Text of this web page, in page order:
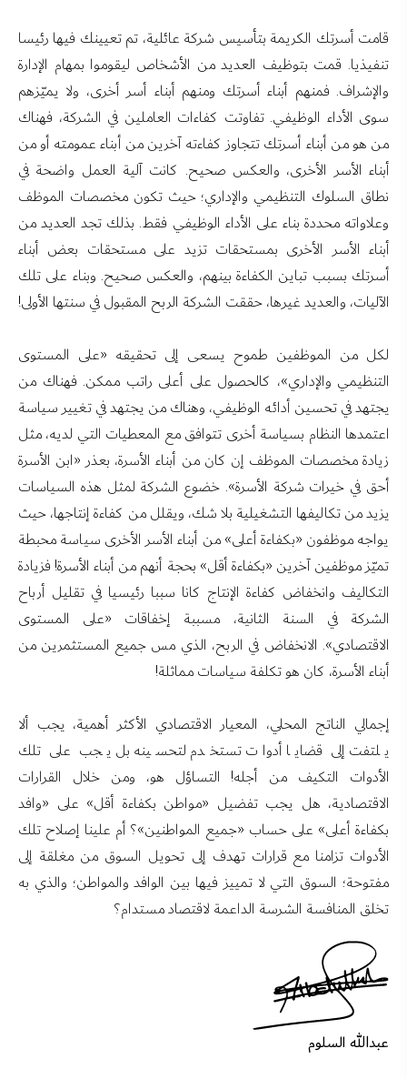
قامت أسرتك الكريمة بتأسيس شركة عائلية، تم تعيينك فيها رئيسا
تنفيذيا. قمت بتوظيف العديد من الأشخاص ليقوموا بمهام الإدارة
والإشراف. فمنهم أبناء أسرتك ومنهم أبناء أسر أخرى، ولا يميّزهم
سوى الأداء الوظيفي. تفاوتت كفاءات العاملين في الشركة، فهناك
من هو من أبناء أسرتك تتجاوز كفاءته آخرين من أبناء عمومته أو من
أبناء الأسر الأخرى، والعكس صحيح. كانت آلية العمل واضحة في
نطاق السلوك التنظيمي والإداري؛ حيث تكون مخصصات الموظف
وعلاواته محددة بناء على الأداء الوظيفي فقط. بذلك تجد العديد من
أبناء الأسر الأخرى بمستحقات تزيد على مستحقات بعض أبناء
أسرتك بسبب تباين الكفاءة بينهم، والعكس صحيح. وبناء على تلك
الآليات، والعديد غيرها، حققت الشركة الربح المقبول في سنتها الأولى!
لكل من الموظفين طموح يسعى إلى تحقيقه «على المستوى
التنظيمي والإداري»، كالحصول على أعلى راتب ممكن. فهناك من
يجتهد في تحسين أدائه الوظيفي، وهناك من يجتهد في تغيير سياسة
اعتمدها النظام بسياسة أخرى تتوافق مع المعطيات التي لديه، مثل
زيادة مخصصات الموظف إن كان من أبناء الأسرة، بعذر «ابن الأسرة
أحق في خيرات شركة الأسرة». خضوع الشركة لمثل هذه السياسات
يزيد من تكاليفها التشغيلية بلا شك، ويقلل من كفاءة إنتاجها، حيث
يواجه موظفون «بكفاءة أعلى» من أبناء الأسر الأخرى سياسة محبطة
تميّز موظفين آخرين «بكفاءة أقل» بحجة أنهم من أبناء الأسرة! فزيادة
التكاليف وانخفاض كفاءة الإنتاج كانا سببا رئيسيا في تقليل أرباح
الشركة في السنة الثانية، مسببة إخفاقات «على المستوى
الاقتصادي». الانخفاض في الربح، الذي مس جميع المستثمرين من
أبناء الأسرة، كان هو تكلفة سياسات مماثلة!
إجمالي الناتج المحلي، المعيار الاقتصادي الأكثر أهمية، يجب ألا
يلتفت إلى قضايا أدوات تستخدم لتحسينه بل يجب على تلك
الأدوات التكيف من أجله! التساؤل هو، ومن خلال القرارات
الاقتصادية، هل يجب تفضيل «مواطن بكفاءة أقل» على «وافد
بكفاءة أعلى» على حساب «جميع المواطنين»؟ أم علينا إصلاح تلك
الأدوات تزامنا مع قرارات تهدف إلى تحويل السوق من مغلقة إلى
مفتوحة؛ السوق التي لا تمييز فيها بين الوافد والمواطن؛ والذي به
تخلق المنافسة الشرسة الداعمة لاقتصاد مستدام؟
عبدالله السلوم